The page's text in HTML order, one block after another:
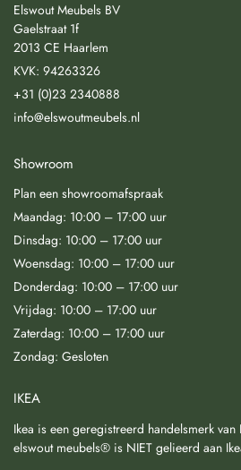
Elswout Meubels BV
Gaelstraat 1f
2013 CE Haarlem
KVK: 94263326
+31 (0)23 2340888
info@elswoutmeubels.nl
Showroom
Plan een showroomafspraak
Maandag: 10:00 – 17:00 uur
Dinsdag: 10:00 – 17:00 uur
Woensdag: 10:00 – 17:00 uur
Donderdag: 10:00 – 17:00 uur
Vrijdag: 10:00 – 17:00 uur
Zaterdag: 10:00 – 17:00 uur
Zondag: Gesloten
IKEA
Ikea is een geregistreerd handelsmerk van
elswout meubels® is NIET gelieerd aan